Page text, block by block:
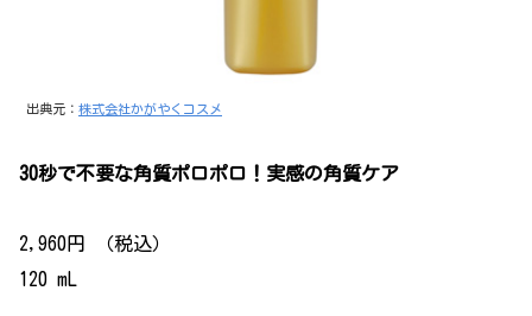
出典元： 株式会社かがやくコスメ
30秒で不要な角質ポロポロ！実感の角質ケア
2,960円 （税込）
120 mL